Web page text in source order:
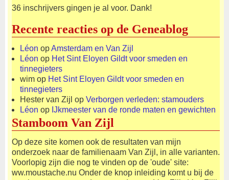
36 inschrijvers gingen je al voor. Dank!
Recente reacties op de Geneablog
Léon opAmsterdam en Van Zijl
Léon op Het Sint Eloyen Gildt voor smeden en
tinnegieters
wim op Het Sint Eloyen Gildt voor smeden en
tinnegieters
Hester van Zijl op Verborgen verleden: stamouders
Léon op IJkmeester van de ronde maten en gewichten
Stamboom Van Zijl
Op deze site komen ook de resultaten van mijn
onderzoek naar de familienaam Van Zijl, in alle varianten.
Voorlopig zijn die nog te vinden op de 'oude' site:
ww.moustache.nu Onder de knop inleiding komt u bij de